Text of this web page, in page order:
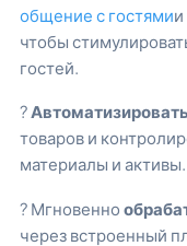
общение с гостями
чтобы
гостей.
? Автоматизировать
товаров и
материалы и активы.
? Мгновенно
через встроенный